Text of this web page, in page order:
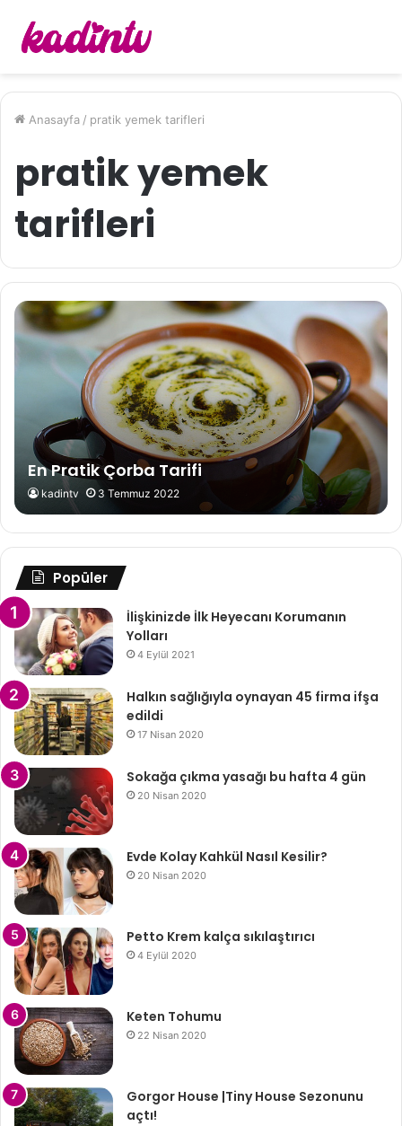
Anasayfa / pratik yemek tarifleri
pratik yemek
tarifleri
En Pratik Çorba Tarifi
kadintv 3 Temmuz 2022
Popüler
İlişkinizde İlk Heyecanı Korumanın
Yolları
4 Eylül 2021
Halkın sağlığıyla oynayan 45 firma ifşa
edildi
17 Nisan 2020
Sokağa çıkma yasağı bu hafta 4 gün
20 Nisan 2020
Evde Kolay Kahkül Nasıl Kesilir?
20 Nisan 2020
Petto Krem kalça sıkılaştırıcı
4 Eylül 2020
Keten Tohumu
22 Nisan 2020
Gorgor House |Tiny House Sezonunu
açtı!